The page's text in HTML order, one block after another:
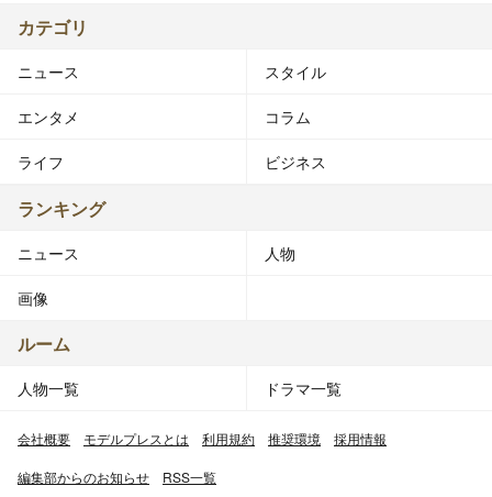
カテゴリ
ニュース スタイル
エンタメ コラム
ライフ ビジネス
ランキング
ニュース 人物
画像
ルーム
人物一覧 ドラマ一覧
会社概要 モデルプレスとは 利用規約 推奨環境 採用情報
編集部からのお知らせ RSS一覧